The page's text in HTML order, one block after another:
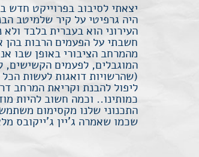
יצאתי לסיבוב בפרוייקט חדש
היה גרפיטי על קיר שלמיטב
העירוני הוא בעברית בלבד ולא
חשבתי על הפעמים הרבות בהן
מהמרחב הציבורי באופן שבו
המוגבלים, לפעמים הקשישים,
(שהרשויות דואגות לעשות
ליפול להבנת וקריאת המרחב
כמותינו.. וכמה חשוב להיות
התכנוני שלנו מקסימום
שכמו שאמרה ג'יין ג'ייקובס